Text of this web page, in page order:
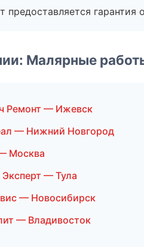
предоставляется гарантия
Малярные
Ремонт — Ижевск
— Нижний Новгород
Москва
— Тула
— Новосибирск
— Владивосток